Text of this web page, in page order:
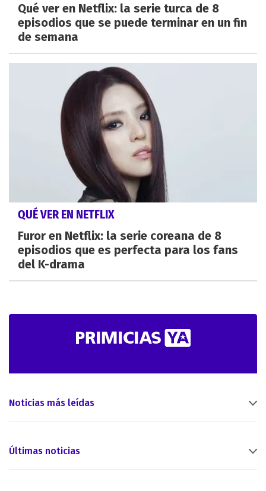
Qué ver en Netflix: la serie turca de 8
episodios que se puede terminar en un fin
de semana
QUÉ VER EN NETFLIX
Furor en Netflix: la serie coreana de 8
episodios que es perfecta para los fans
del K-drama
Noticias más leídas
Últimas noticias